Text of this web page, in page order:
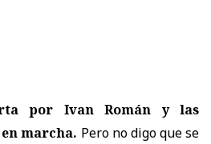
por Ivan Román y las
marcha. Pero no digo que se